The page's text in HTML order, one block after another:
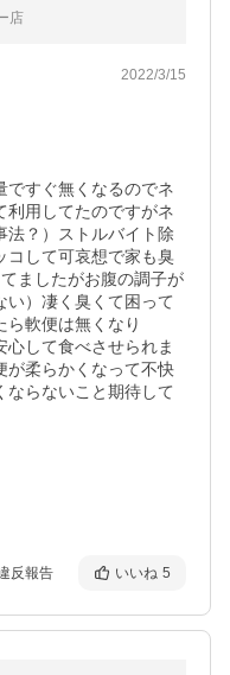
店
2022/3/15
ですぐ無くなるのでネ
利用してたのですがネ
法？）ストルバイト除
コして可哀想で家も臭
ましたがお腹の調子が
い）凄く臭くて困って
ら軟便は無くなり
心して食べさせられま
が柔らかくなって不快
ならないこと期待して
反報告 いいね 5